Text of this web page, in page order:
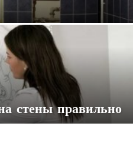
стены правильно